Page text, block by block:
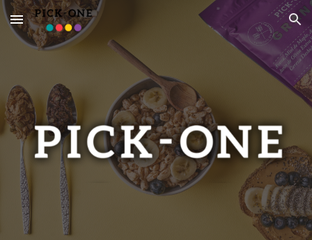
Skip to main content Skip to navigation